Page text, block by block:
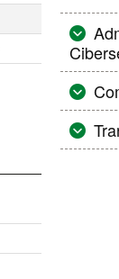
Administración de Sistemas Informáticos en Red, perfil profesional